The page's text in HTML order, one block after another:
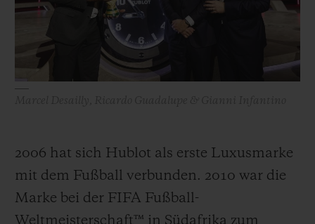
2006 hat sich Hublot als erste Luxusmarke
mit dem Fußball verbunden. 2010 war die
Marke bei der FIFA Fußball-